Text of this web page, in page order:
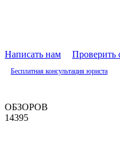
Написать нам Проверить
Бесплатная консультация юриста
ОБЗОРОВ
14395